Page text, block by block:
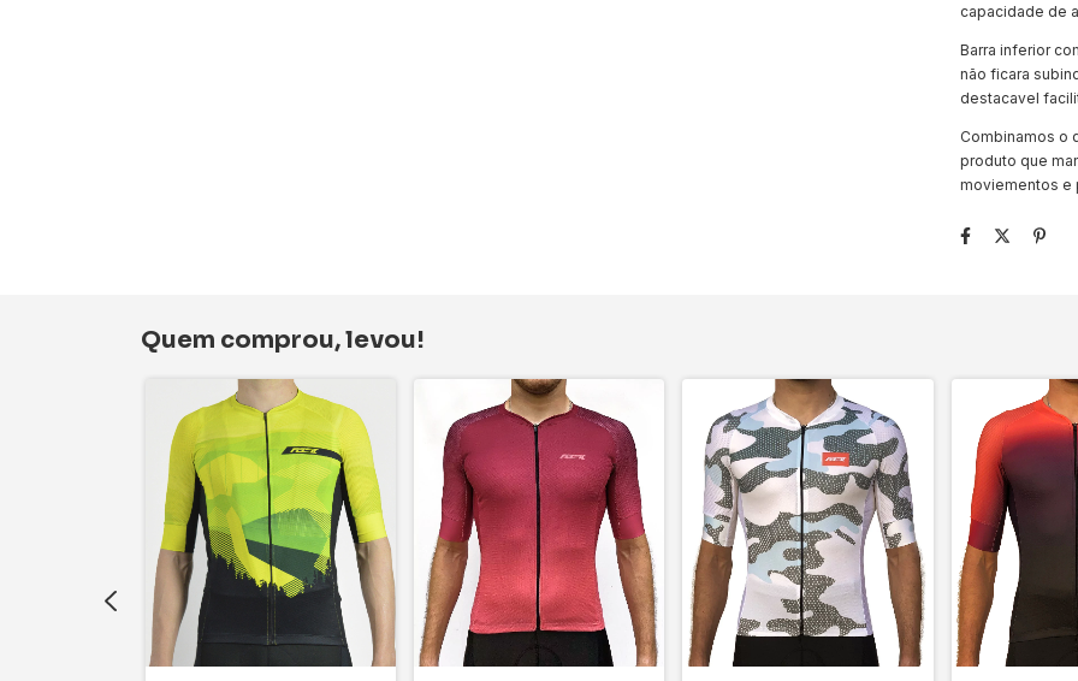
capacidade de
Barra inferior
não ficara
destacavel
Combinamos o
produto que
moviementos e
Quem comprou, levou!